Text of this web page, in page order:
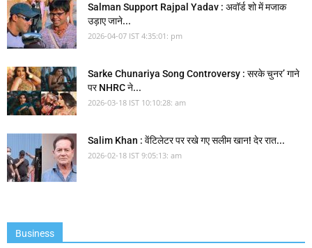
Salman Support Rajpal Yadav : अवॉर्ड शो में मजाक
उड़ाए जाने...
2026-04-07 IST 4:35:01: pm
Sarke Chunariya Song Controversy : सरके चुनर’ गाने
पर NHRC ने...
2026-03-18 IST 10:10:28: am
Salim Khan : वेंटिलेटर पर रखे गए सलीम खान! देर रात...
2026-02-18 IST 9:05:13: am
Business